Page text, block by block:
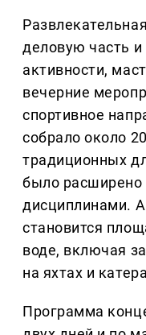
деловую часть
активности,
вечерние
спортивное
собрало около
традиционных
было расширено
дисциплинами.
становится
воде, включая
на яхтах и
Программа